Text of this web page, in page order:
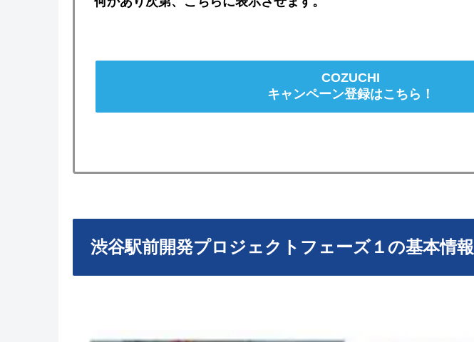
COZUCHI
キャンペーン登録はこちら！
渋谷駅前開発プロジェクトフェーズ１の基本情報